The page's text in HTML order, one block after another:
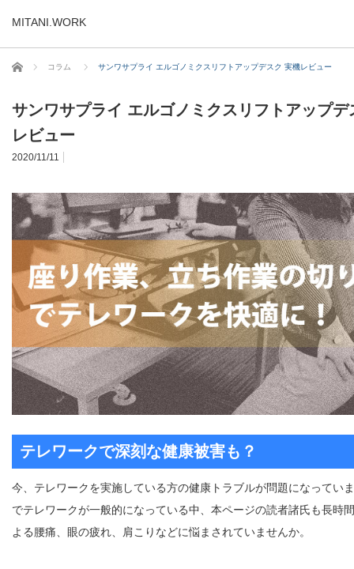
MITANI.WORK
ホーム コラム サンワサプライ エルゴノミクスリフトアップデスク 実機レビュー
サンワサプライ エルゴノミクスリフトアップデ
レビュー
2020/11/11
テレワークで深刻な健康被害も？
今、テレワークを実施している方の健康トラブルが問題になってい
でテレワークが一般的になっている中、本ページの読者諸氏も長時
よる腰痛、眼の疲れ、肩こりなどに悩まされていませんか。